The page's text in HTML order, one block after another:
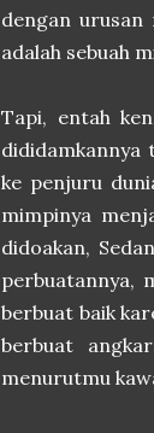
dengan urusan
adalah sebuah
Tapi, entah
dididamkannya
ke penjuru
mimpinya
didoakan,
perbuatannya,
berbuat baik
berbuat
menurutmu